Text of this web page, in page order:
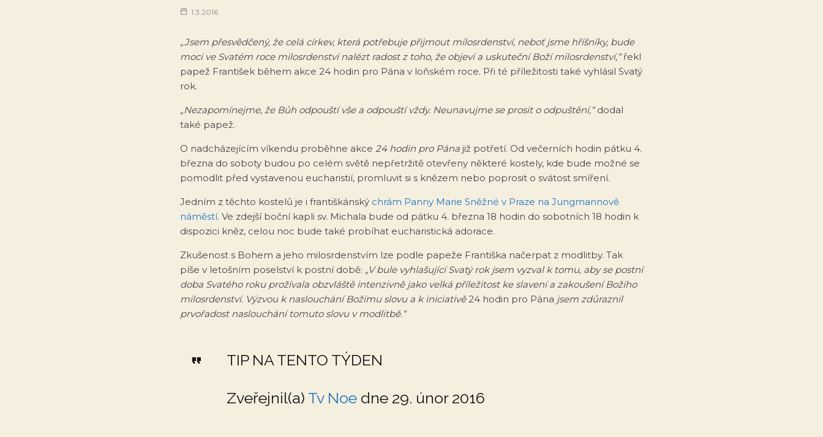
1.3.2016
„Jsem přesvědčený, že celá církev, která potřebuje přijmout milosrdenství, neboť jsme hříšníky, bude
moci ve Svatém roce milosrdenství nalézt radost z toho, že objeví a uskuteční Boží milosrdenství,“řekl
papež František během akce 24 hodin pro Pána v loňském roce. Při té příležitosti také vyhlásil Svatý
rok.
„Nezapomínejme, že Bůh odpouští vše a odpouští vždy. Neunavujme se prosit o odpuštění,“dodal
také papež.
O nadcházejícím víkendu proběhne akce 24 hodin pro Pána již potřetí. Od večerních hodin pátku 4.
března do soboty budou po celém světě nepřetržitě otevřeny některé kostely, kde bude možné se
pomodlit před vystavenou eucharistií, promluvit si s knězem nebo poprosit o svátost smíření.
Jedním z těchto kostelů je i františkánský chrám Panny Marie Sněžné v Praze na Jungmannově
náměstí. Ve zdejší boční kapli sv. Michala bude od pátku 4. března 18 hodin do sobotních 18 hodin k
dispozici kněz, celou noc bude také probíhat eucharistická adorace.
Zkušenost s Bohem a jeho milosrdenstvím lze podle papeže Františka načerpat z modlitby. Tak
píše v letošním poselství k postní době: „V bule vyhlašující Svatý rok jsem vyzval k tomu, aby se postní
doba Svatého roku prožívala obzvláště intenzivně jako velká příležitost ke slavení a zakoušení Božího
milosrdenství. Výzvou k naslouchání Božímu slovu a k iniciativě24 hodin pro Pána jsem zdůraznil
prvořadost naslouchání tomuto slovu v modlitbě.“
TIP NA TENTO TÝDEN
Zveřejnil(a) Tv Noedne 29. únor 2016